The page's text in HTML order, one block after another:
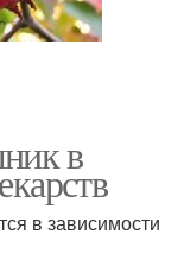
в
в зависимости